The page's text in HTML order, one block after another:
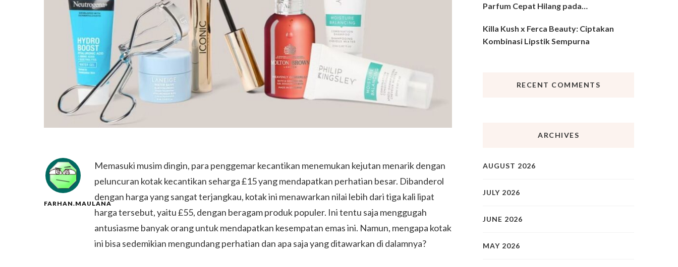
FARHAN.MAULANA
Memasuki musim dingin, para penggemar kecantikan menemukan kejutan menarik dengan
peluncuran kotak kecantikan seharga £15 yang mendapatkan perhatian besar. Dibanderol
dengan harga yang sangat terjangkau, kotak ini menawarkan nilai lebih dari tiga kali lipat
harga tersebut, yaitu £55, dengan beragam produk populer. Ini tentu saja menggugah
antusiasme banyak orang untuk mendapatkan kesempatan emas ini. Namun, mengapa kotak
ini bisa sedemikian mengundang perhatian dan apa saja yang ditawarkan di dalamnya?
Parfum Cepat Hilang pada…
Killa Kush x Ferca Beauty: Ciptakan
Kombinasi Lipstik Sempurna
RECENT COMMENTS
ARCHIVES
AUGUST 2026
JULY 2026
JUNE 2026
MAY 2026